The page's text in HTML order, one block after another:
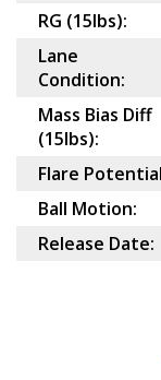
RG (15lbs):
Lane
Condition:
Mass Bias Diff
(15lbs):
Flare
Ball Motion:
Release Date: